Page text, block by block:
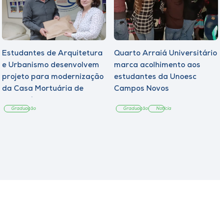
Estudantes de Arquitetura
e Urbanismo desenvolvem
projeto para modernização
da Casa Mortuária de
Graduação
Quarto Arraiá Universitário
marca acolhimento aos
estudantes da Unoesc
Campos Novos
Graduação Notícia